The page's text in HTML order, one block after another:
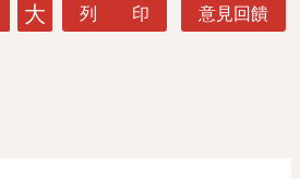
大 列 印 意見回饋